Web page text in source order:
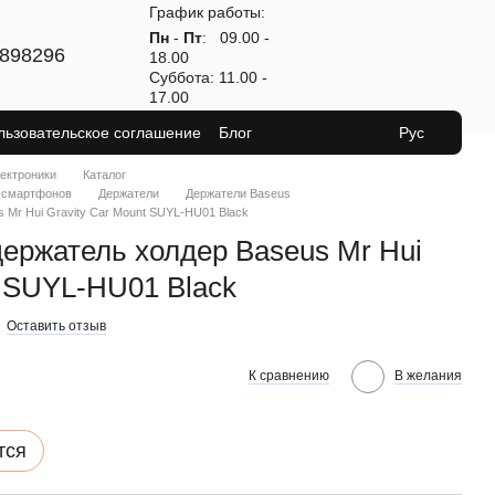
График работы:
Пн- Пт: 09.00 -
18.00
Суббота: 11.00 -
17.00
соглашение
Блог Рус
Каталог
Держатели
Держатели Baseus
Hui Gravity Car Mount SUYL-HU01 Black
холдер Baseus Mr Hui
HU01 Black
Оставить отзыв
К сравнению В желания